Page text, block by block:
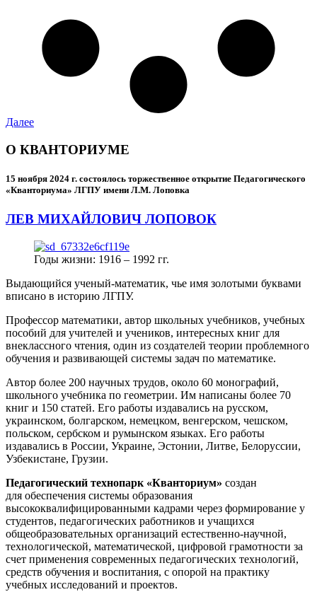
Далее
О КВАНТОРИУМЕ
15 ноября 2024 г. состоялось торжественное открытие Педагогического
«Кванториума» ЛГПУ имени Л.М. Лоповка
ЛЕВ МИХАЙЛОВИЧ ЛОПОВОК
Годы жизни: 1916 – 1992 гг.
Выдающийся ученый-математик, чье имя золотыми буквами
вписано в историю ЛГПУ.
Профессор математики, автор школьных учебников, учебных
пособий для учителей и учеников, интересных книг для
внеклассного чтения, один из создателей теории проблемного
обучения и развивающей системы задач по математике.
Автор более 200 научных трудов, около 60 монографий,
школьного учебника по геометрии. Им написаны более 70
книг и 150 статей. Его работы издавались на русском,
украинском, болгарском, немецком, венгерском, чешском,
польском, сербском и румынском языках. Его работы
издавались в России, Украине, Эстонии, Литве, Белоруссии,
Узбекистане, Грузии.
Педагогический технопарк «Кванториум» создан
для обеспечения системы образования
высококвалифицированными кадрами через формирование у
студентов, педагогических работников и учащихся
общеобразовательных организаций естественно-научной,
технологической, математической, цифровой грамотности за
счет применения современных педагогических технологий,
средств обучения и воспитания, с опорой на практику
учебных исследований и проектов.